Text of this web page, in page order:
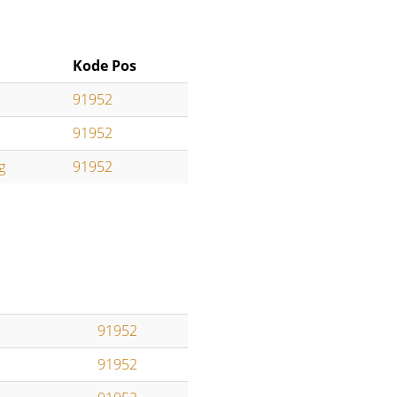
Kode Pos
91952
91952
91952
91952
91952